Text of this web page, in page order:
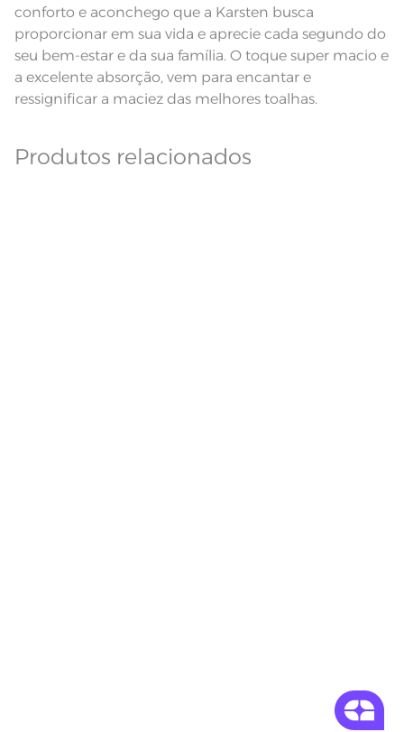
Fios Fio Tecnologia Unika
conforto e aconchego que a Karsten busca
proporcionar em sua vida e aprecie cada segundo do
seu bem-estar e da sua família. O toque super macio e
a excelente absorção, vem para encantar e
ressignificar a maciez das melhores toalhas.
Produtos relacionados